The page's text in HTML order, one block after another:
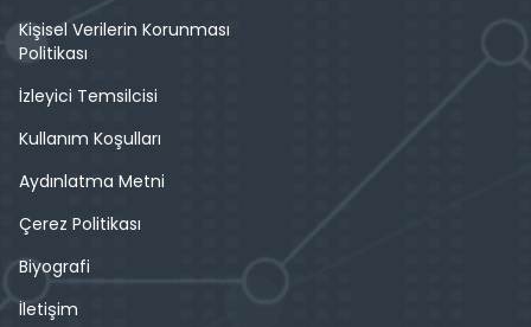
Kişisel Verilerin Korunması
Politikası
İzleyici Temsilcisi
Kullanım Koşulları
Aydınlatma Metni
Çerez Politikası
Biyografi
İletişim